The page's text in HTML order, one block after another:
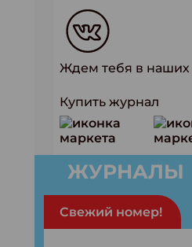
Ждем тебя в наших
Купить журнал
ЖУРНАЛЫ
Свежий номер!